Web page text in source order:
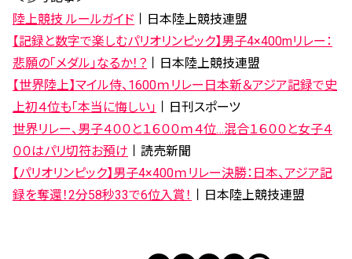
陸上競技 ルールガイド 丨日本陸上競技連盟
【記録と数字で楽しむパリオリンピック】男子4×400mリレー：
悲願の「メダル」なるか！？ 丨日本陸上競技連盟
【世界陸上】マイル侍、1600ｍリレー日本新＆アジア記録で史
上初４位も「本当に悔しい」
丨日刊スポーツ
世界リレー、男子４００と１６００ｍ４位…混合１６００と女子４
００はパリ切符お預け 丨読売新聞
【パリオリンピック】男子4×400ｍリレー決勝：日本、アジア記
録を奪還！2分58秒33で6位入賞！
丨日本陸上競技連盟